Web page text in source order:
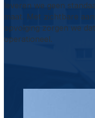
leveren we geen
maat. Met zichtbare
opvolging zorgen we
operationeel.